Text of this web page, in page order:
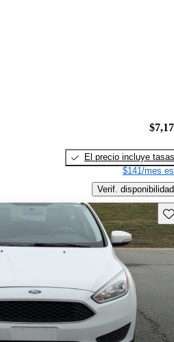
El precio incluye tasas
$141/mes
Verif. disponibilidad